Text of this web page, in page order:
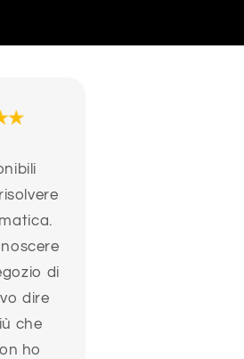
di
dire
che
ho